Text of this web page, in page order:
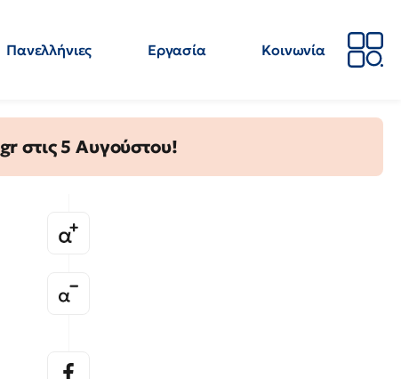
Πανελλήνιες Εργασία
Κοινωνία
στις 5 Αυγούστου!